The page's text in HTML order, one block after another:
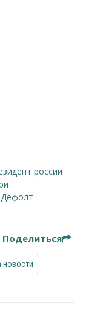
россии
дефолт
Поделиться
новости